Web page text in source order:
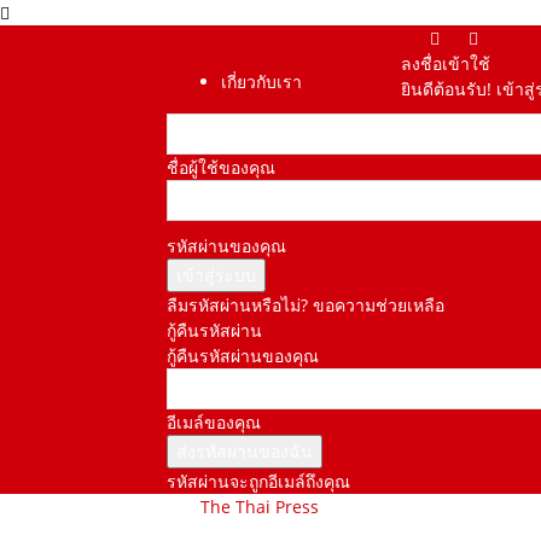
เกี่ยวกับเรา
ลงชื่อเข้าใช้
ยินดีต้อนรับ! เข้า
ชื่อผู้ใช้ของคุณ
รหัสผ่านของคุณ
ลืมรหัสผ่านหรือไม่? ขอความช่วยเหลือ
กู้คืนรหัสผ่าน
กู้คืนรหัสผ่านของคุณ
อีเมล์ของคุณ
รหัสผ่านจะถูกอีเมล์ถึงคุณ
The Thai Press